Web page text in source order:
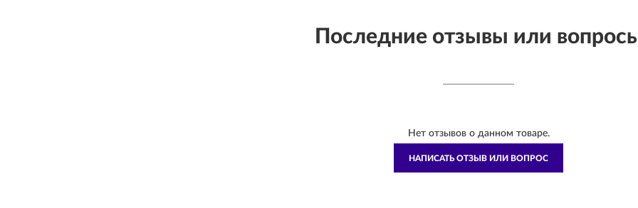
Последние отзывы или
Нет отзывов о данном товаре.
НАПИСАТЬ ОТЗЫВ ИЛИ ВОПРОС